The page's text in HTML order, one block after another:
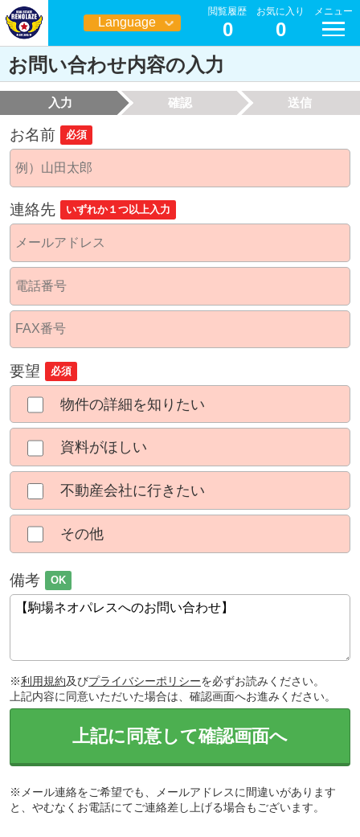
Language
日本語
閲覧履歴
0
お気に入り
0
メニュー
お問い合わせ内容の入力
入力 確認 送信
お名前 必須
連絡先 いずれか１つ以上入力
要望 必須
物件の詳細を知りたい
資料がほしい
不動産会社に行きたい
その他
備考 OK
※利用規約及びプライバシーポリシーを必ずお読みください。
上記内容に同意いただいた場合は、確認画面へお進みください。
上記に同意して確認画面へ
※メール連絡をご希望でも、メールアドレスに間違いがあります
と、やむなくお電話にてご連絡差し上げる場合もございます。